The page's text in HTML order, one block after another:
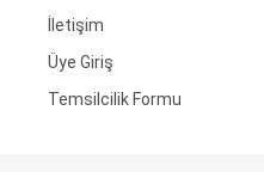
İletişim
Üye Giriş
Temsilcilik Formu